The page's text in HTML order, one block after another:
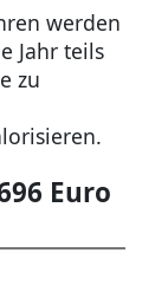
werden
Jahr teils
zu
Euro